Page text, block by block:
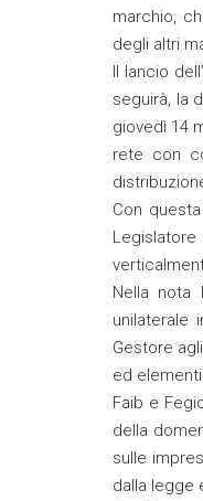
marchio,
degli altri
Il lancio
seguirà, la
giovedì 14
rete con
Con
Nella nota
unilaterale
Gestore
ed
Faib e
della
sulle
dalla legge